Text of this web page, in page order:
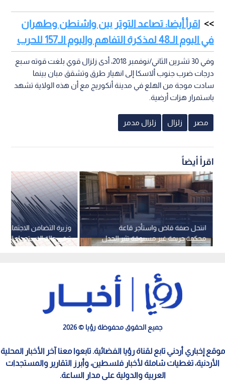
اقرأ أيضا: تصاعد التوتر بين واشنطن وطهران
في اليوم الـ48 لمذكرة التفاهم واليوم الـ157 للحرب
وفي 30 تشرين الثاني/نوفمبر 2018، أدى زلزال قوي بلغت قوته سبع
درجات ضرب جنوب ألاسكا إلى انهيار طرق وتشقق مبان بينما
سادت موجة من الهلع في مدينة أنكوريج مع أن هذه الولاية تشهد
باستمرار هزات أرضية.
مصر زلزال زلزال مدمر
اقرأ أيضاً
وزيرة التضامن الاجتماعي
ترفع حالة الاستعداد
الهزة الأرضية
انتحل صفة قاض واستأجر قاعة
محكمة جريمة غير مسبوقة تثير الجدل
في مصر
جميع الحقوق محفوظة رؤيا © 2026
موقع إخباري أردني تابع لقناة رؤيا الفضائية. تابعوا معنا آخر الأخبار المحلية
الأردنية، تغطيات شاملة لأخبار فلسطين، وأبرز التقارير والمستجدات
العربية والدولية على مدار الساعة.